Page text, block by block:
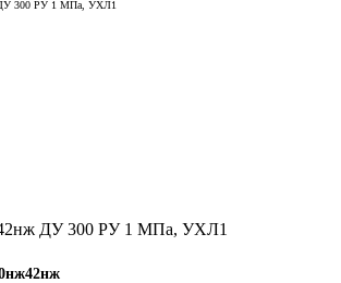
ДУ 300 РУ 1 МПа, УХЛ1